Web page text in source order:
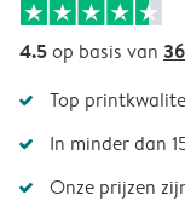
4.5op basis van
Top
In minder dan
Onze prijzen